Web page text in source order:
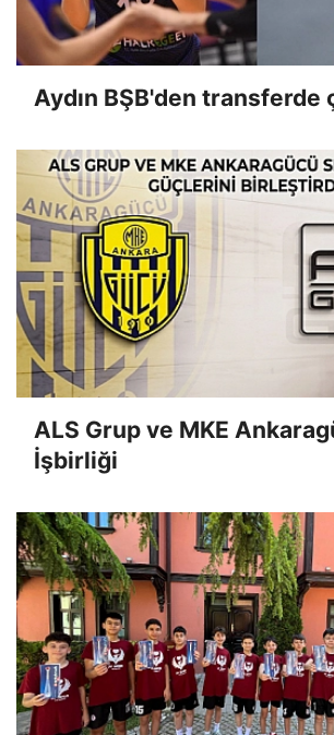
Aydın BŞB'den transferde
ALS Grup ve MKE
İşbirliği